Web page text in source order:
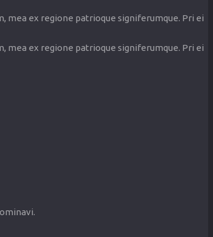
mea ex regione patrioque signiferumque. Pri ei
mea ex regione patrioque signiferumque. Pri ei